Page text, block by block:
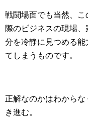
戦闘場面でも当然、
際のビジネスの現場
分を冷静に見つめる
てしまうものです。
正解なのかはわから
き進む。